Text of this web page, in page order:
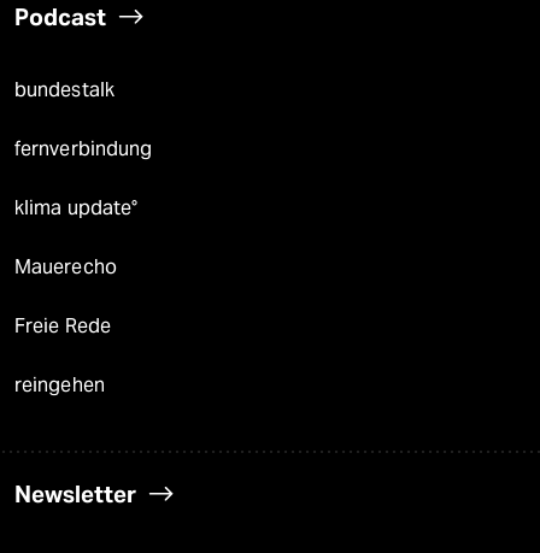
Podcast
bundestalk
fernverbindung
klima update°
Mauerecho
Freie Rede
reingehen
Newsletter